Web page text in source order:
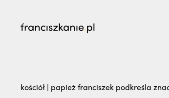
„Nie jedź na misje, dopóki matka
kościół | papież franciszek podkreśla